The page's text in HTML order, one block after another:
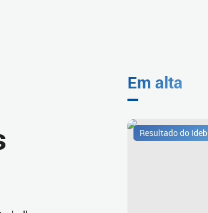
Em alta
Resultado do Ideb